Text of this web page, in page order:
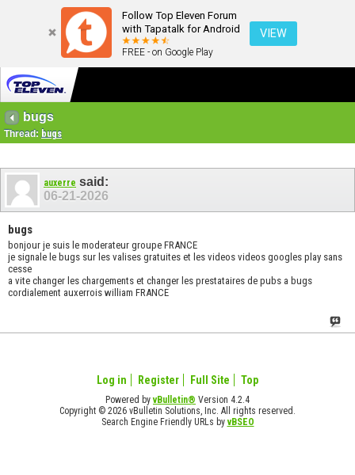
Follow Top Eleven Forum
with Tapatalk for Android
FREE - on Google Play
VIEW
bugs
Thread: bugs
auxerre said:
06-21-2026
bugs
bonjour je suis le moderateur groupe FRANCE
je signale le bugs sur les valises gratuites et les videos videos googles play sans
cesse
a vite changer les chargements et changer les prestataires de pubs a bugs
cordialement auxerrois william FRANCE
Log in Register Full Site Top
Powered byvBulletin® Version 4.2.4
Copyright © 2026 vBulletin Solutions, Inc. All rights reserved.
Search Engine Friendly URLs byvBSEO